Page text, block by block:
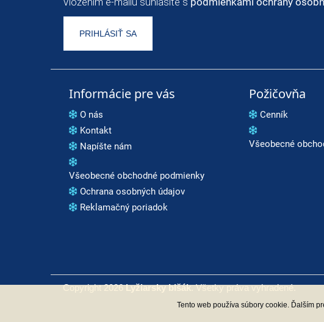
Tento web používa súbory cookie. Ďalším
PRIHLÁSIŤ SA
Informácie pre vás
O nás
Kontakt
Napíšte nám
Všeobecné obchodné podmienky
Ochrana osobných údajov
Reklamačný poriadok
Požičovňa
Cenník
Všeobecné
Copyright 2026Lyžiarsky blšák. Všetky práva vyhradené.